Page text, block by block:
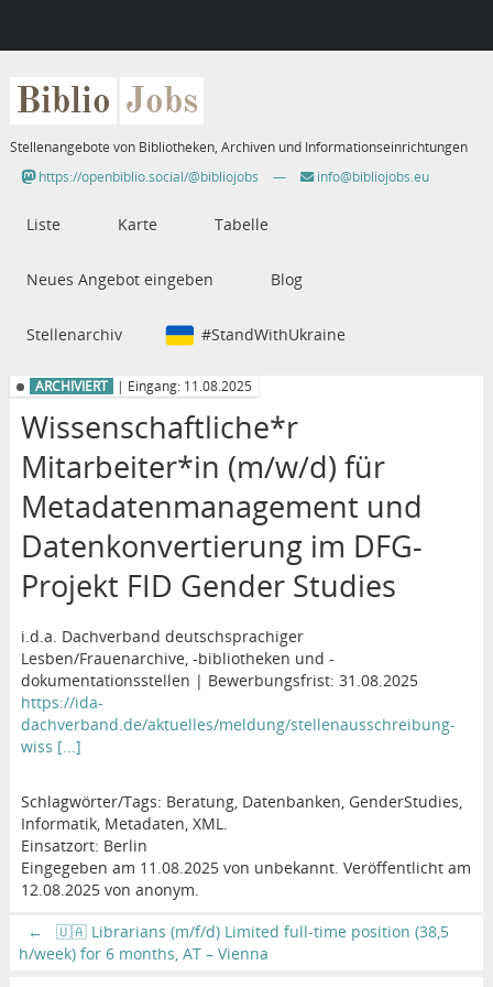
Biblio Jobs
Stellenangebote von Bibliotheken, Archiven und Informationseinrichtungen
https://openbiblio.social/@bibliojobs
— info@bibliojobs.eu
Liste Karte Tabelle
Neues Angebot eingeben Blog
Stellenarchiv #StandWithUkraine
ARCHIVIERT | Eingang: 11.08.2025
Wissenschaftliche*r
Mitarbeiter*in (m/w/d) für
Metadatenmanagement und
Datenkonvertierung im DFG-
Projekt FID Gender Studies
i.d.a. Dachverband deutschsprachiger
Lesben/Frauenarchive, -bibliotheken und -
dokumentationsstellen | Bewerbungsfrist: 31.08.2025
https://ida-
dachverband.de/aktuelles/meldung/stellenausschreibung-
wiss [...]
Schlagwörter/Tags: Beratung, Datenbanken, GenderStudies,
Informatik, Metadaten, XML.
Einsatzort: Berlin
Eingegeben am 11.08.2025 von unbekannt. Veröffentlicht am
12.08.2025 von anonym.
←
🇺🇦 Librarians (m/f/d) Limited full-time position (38,5
h/week) for 6 months, AT – Vienna